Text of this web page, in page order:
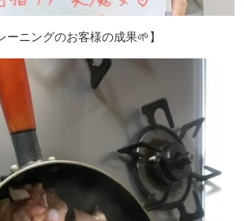
ーニングのお客様の成果‪🌱‬】